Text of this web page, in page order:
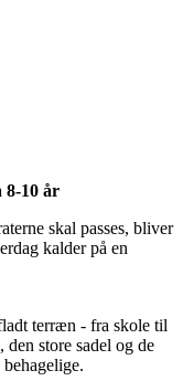
8-10 år
skal passes, bliver
kalder på en
terræn - fra skole til
store sadel og de